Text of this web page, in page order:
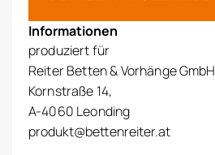
Informationen
produziert für
Reiter Betten & Vorhänge GmbH
Kornstraße 14,
A-4060 Leonding
produkt@bettenreiter.at